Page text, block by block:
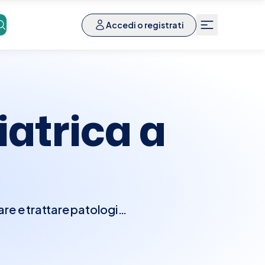
Accedi o registrati
a
e trattare patologie